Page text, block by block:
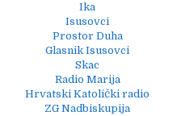
Ika
Isusovci
Prostor Duha
Glasnik Isusovci
Skac
Radio Marija
Hrvatski Katolički radio
ZG Nadbiskupija